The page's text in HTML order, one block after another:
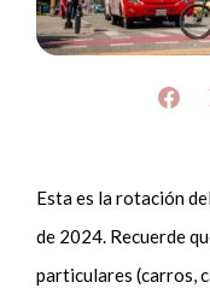
Esta es la rotación
de 2024. Recuerde
particulares (carros,